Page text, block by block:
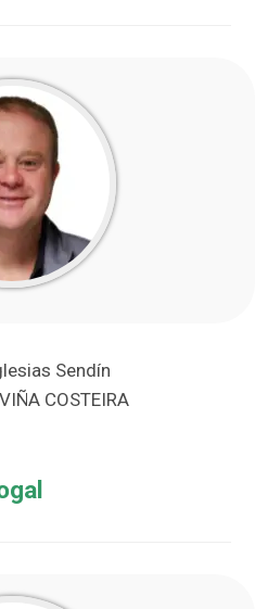
Sendín
COSTEIRA